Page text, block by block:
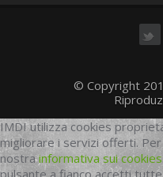
© Copyright
IMDI utilizza cookies
migliorare i servizi offerti.
nostrainformativa sui cookies
pulsante a fianco accetti tutte